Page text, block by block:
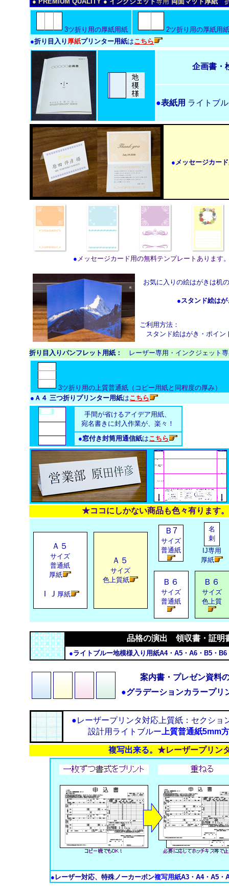
3ツ折り用の厚紙用紙
2ツ折り用の厚紙用
●折り目入り 厚紙プリンター用紙はこちら
企画書・
●表紙用 ライトブ
●メッセージカー
● メッセージカード用の無料テンプレートあります
お気に入りの絵はがきは机
●スタンド絵は
ご利用方法：
スタンド絵はがき・ポイン
折り目入りパンフレット用紙： レーザー専用・インクジェット
3ツ折り用の上質普通紙（コピー用紙と同程度の厚み）
● Ａ４ 三つ折りプリンター用紙はこちら
手間が省けるアイデア用紙、
宛名書きに封入作業が、楽々！
●窓付き封筒用通信紙はこちら
★ココにしかない商品も色々有ります
Ａ５
サイズ
普通紙
厚紙
ＩＪ 厚紙
Ａ５
サイズ
色上質紙
Ｂ7
サイズ
普通紙
名
刺
IJ専用
厚紙
Ｂ６
サイズ
普通紙
Ｂ６
サイズ
色上質
品格の演出 領収書・証明
●ライトブルー地模様入り用紙A4・A5・A6・B5・
案内書・プレゼン資料
●グラデーションカラープリ
●レーザープリンタ対応上質紙：セクシ
設計用ライトブルー 上質普通紙5mm
複写出来る。 ★レーザープリン
● レーザー対応、特殊ノーカーボン複写用紙A3・A4・A5・